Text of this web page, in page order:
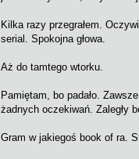
Kilka razy przegrałem.
serial. Spokojna głowa.
Aż do tamtego wtorku.
Pamiętam, bo padało.
żadnych oczekiwań. Zaległy
Gram w jakiegoś book of ra.